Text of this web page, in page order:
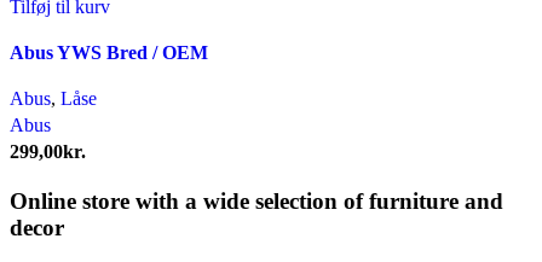
Tilføj til kurv
Abus YWS Bred / OEM
Abus, Låse
Abus
299,00kr.
Online store with a wide selection of furniture and
decor